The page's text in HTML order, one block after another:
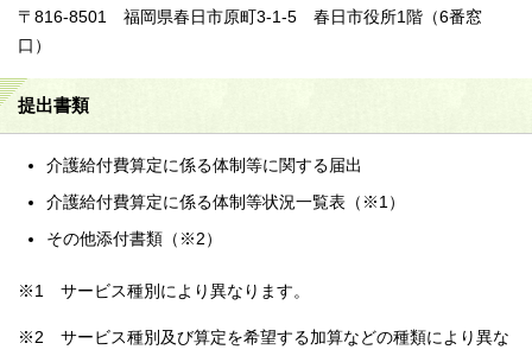
〒816-8501 福岡県春日市原町3-1-5 春日市役所1階（6番窓
口）
提出書類
介護給付費算定に係る体制等に関する届出
介護給付費算定に係る体制等状況一覧表（※1）
その他添付書類（※2）
※1 サービス種別により異なります。
※2 サービス種別及び算定を希望する加算などの種類により異な